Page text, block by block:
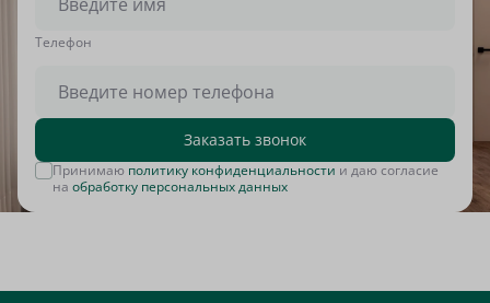
Tелефон
Заказать звонок
Принимаю политику конфиденциальности и даю согласие
на обработку персональных данных